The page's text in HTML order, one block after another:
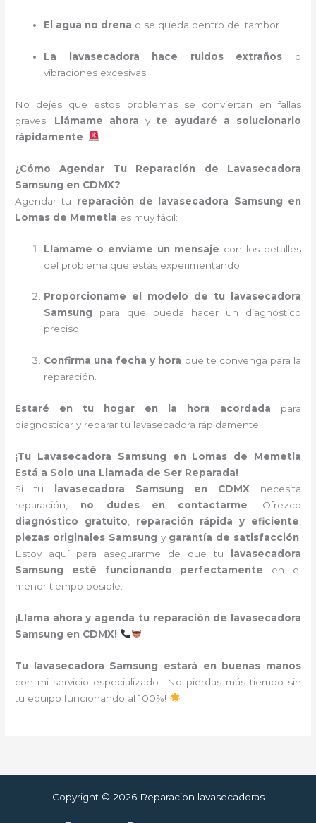
El agua no drena o se queda dentro del tambor.
La lavasecadora hace ruidos extraños o
vibraciones excesivas.
No dejes que estos problemas se conviertan en fallas
graves. Llámame ahora y te ayudaré a solucionarlo
rápidamente
¿Cómo Agendar Tu Reparación de Lavasecadora
Samsung en CDMX?
Agendar tu reparación de lavasecadora Samsung en
Lomas de Memetla es muy fácil:
Llamame o enviame un mensaje con los detalles
del problema que estás experimentando.
Proporcioname el modelo de tu lavasecadora
Samsung para que pueda hacer un diagnóstico
preciso.
Confirma una fecha y hora que te convenga para la
reparación.
Estaré en tu hogar en la hora acordada para
diagnosticar y reparar tu lavasecadora rápidamente.
¡Tu Lavasecadora Samsung en Lomas de Memetla
Está a Solo una Llamada de Ser Reparada!
Si tu
lavasecadora Samsung en CDMX necesita
reparación, no dudes en contactarme . Ofrezco
diagnóstico gratuito
reparación rápida y eficiente
piezas originales Samsung y garantía de satisfacción
Estoy aquí para asegurarme de que tu
lavasecadora
Samsung esté funcionando perfectamente en el
menor tiempo posible.
¡Llama ahora y agenda tu reparación de lavasecadora
Samsung en CDMX!
Tu lavasecadora Samsung estará en buenas manos
con mi servicio especializado. ¡No pierdas más tiempo sin
tu equipo funcionando al 100%!
Copyright © 2026 Reparacion lavasecadoras